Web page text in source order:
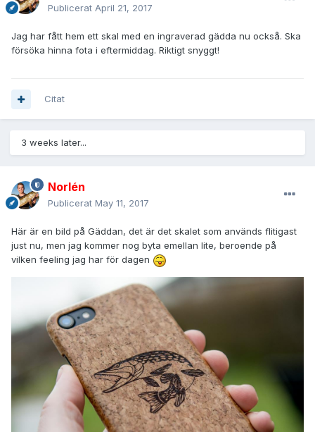
Publicerat April 21, 2017
Jag har fått hem ett skal med en ingraverad gädda nu också. Ska
försöka hinna fota i eftermiddag. Riktigt snyggt!
Citat
3 weeks later...
Norlén
Publicerat May 11, 2017
Här är en bild på Gäddan, det är det skalet som används flitigast
just nu, men jag kommer nog byta emellan lite, beroende på
vilken feeling jag har för dagen